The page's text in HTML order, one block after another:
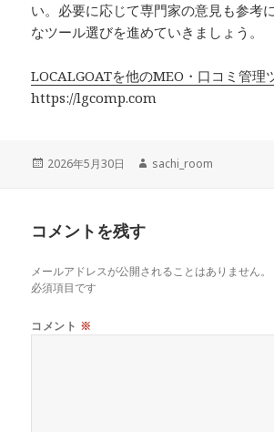
い。必要に応じて専門家の意見も参考
なツール選びを進めていきましょう。
LOCALGOATを他のMEO・口コミ管理
https://lgcomp.com
投
2026年5月30日
作
sachi_room
コメントを残す
メールアドレスが公開されることはありません。
必須項目です
コメント ※